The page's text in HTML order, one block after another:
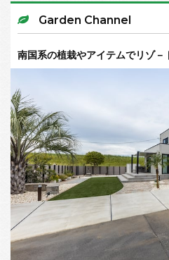
Garden Channel
南国系の植栽やアイテムでリゾ